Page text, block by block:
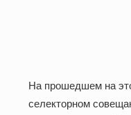
На прошедшем на
селекторном